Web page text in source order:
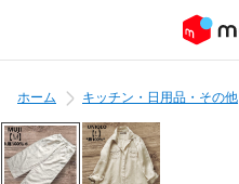
ホーム キッチン・日用品・その他